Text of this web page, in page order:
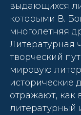
выдающихся
которыми В.
многолетняя
Литературная
творческий
мировую
исторические
отражают, как
литературный